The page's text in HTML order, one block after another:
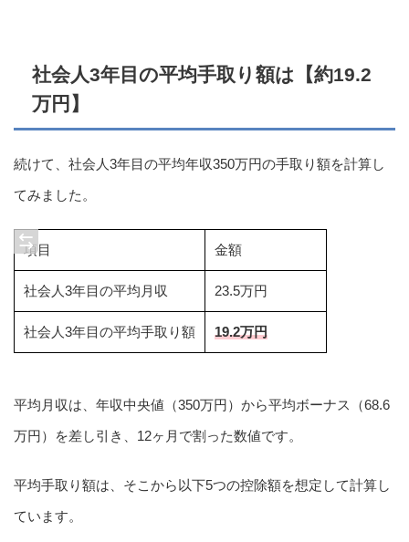
社会人3年目の平均手取り額は【約19.2
万円】
続けて、社会人3年目の平均年収350万円の手取り額を計算し
てみました。
項目 金額
社会人3年目の平均月収 23.5万円
社会人3年目の平均手取り額 19.2万円
平均月収は、年収中央値（350万円）から平均ボーナス（68.6
万円）を差し引き、12ヶ月で割った数値です。
平均手取り額は、そこから以下5つの控除額を想定して計算し
ています。